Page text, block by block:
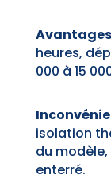
heures,
000 à 15
isolation
du
enterré.